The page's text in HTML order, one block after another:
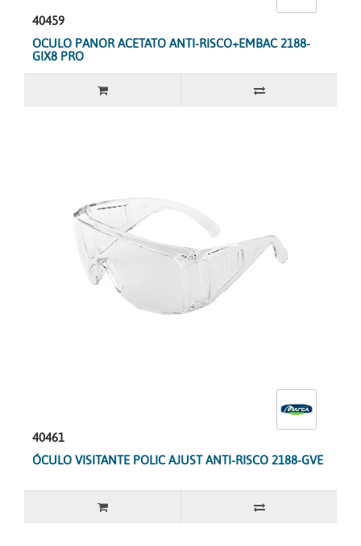
40459
OCULO PANOR ACETATO ANTI-RISCO+EMBAC 2188-
GIX8 PRO
40461
ÓCULO VISITANTE POLIC AJUST ANTI-RISCO 2188-GVE